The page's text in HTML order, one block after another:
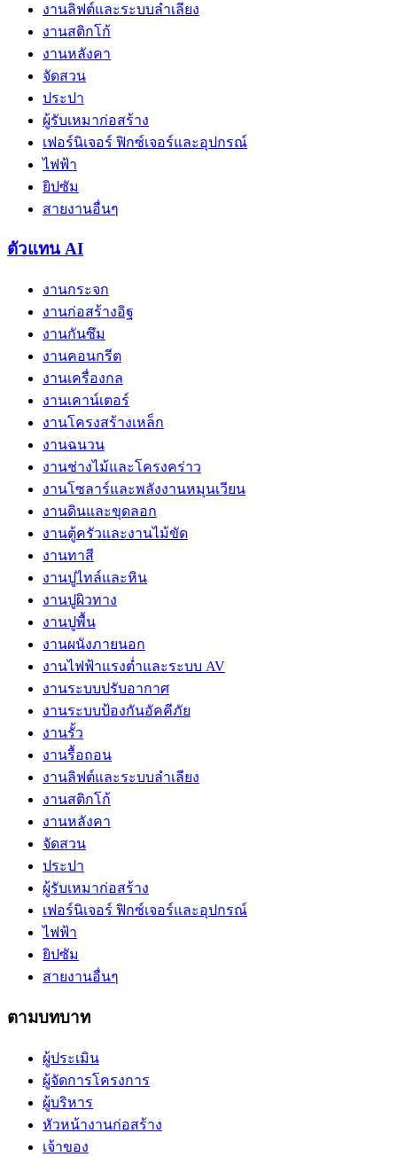
งานลิฟต์และระบบลำเลียง
งานสติกโก้
งานหลังคา
จัดสวน
ประปา
ผู้รับเหมาก่อสร้าง
เฟอร์นิเจอร์ ฟิกซ์เจอร์และอุปกรณ์
ไฟฟ้า
ยิปซัม
สายงานอื่นๆ
ตัวแทน AI
งานกระจก
งานก่อสร้างอิฐ
งานกันซึม
งานคอนกรีต
งานเครื่องกล
งานเคาน์เตอร์
งานโครงสร้างเหล็ก
งานฉนวน
งานช่างไม้และโครงคร่าว
งานโซลาร์และพลังงานหมุนเวียน
งานดินและขุดลอก
งานตู้ครัวและงานไม้ขัด
งานทาสี
งานปูไทล์และหิน
งานปูผิวทาง
งานปูพื้น
งานผนังภายนอก
งานไฟฟ้าแรงต่ำและระบบ AV
งานระบบปรับอากาศ
งานระบบป้องกันอัคคีภัย
งานรั้ว
งานรื้อถอน
งานลิฟต์และระบบลำเลียง
งานสติกโก้
งานหลังคา
จัดสวน
ประปา
ผู้รับเหมาก่อสร้าง
เฟอร์นิเจอร์ ฟิกซ์เจอร์และอุปกรณ์
ไฟฟ้า
ยิปซัม
สายงานอื่นๆ
ตามบทบาท
ผู้ประเมิน
ผู้จัดการโครงการ
ผู้บริหาร
หัวหน้างานก่อสร้าง
เจ้าของ